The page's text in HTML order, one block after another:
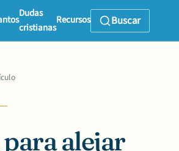
Dudas
cristianas
Recursos Buscar
alejar